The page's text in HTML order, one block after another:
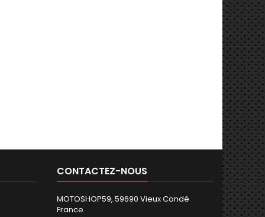
CONTACTEZ-NOUS
MOTOSHOP59, 59690 Vieux Condé
France